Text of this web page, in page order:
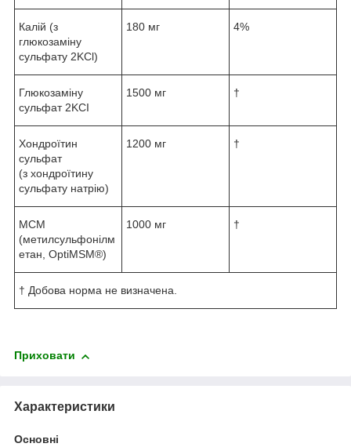
Калій (з
глюкозаміну
сульфату 2KCl)
180 мг 4%
Глюкозаміну
сульфат 2KCI
1500 мг †
Хондроїтин
сульфат
(з хондроїтину
сульфату натрію)
1200 мг †
МСМ
(метилсульфонілм
етан, OptiMSM®)
1000 мг †
† Добова норма не визначена.
Приховати
Характеристики
Основні